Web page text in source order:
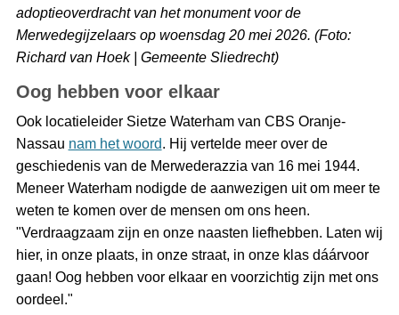
adoptieoverdracht van het monument voor de
Merwedegijzelaars op woensdag 20 mei 2026. (Foto:
Richard van Hoek | Gemeente Sliedrecht)
Oog hebben voor elkaar
Ook locatieleider Sietze Waterham van CBS Oranje-
Nassau nam het woord. Hij vertelde meer over de
geschiedenis van de Merwederazzia van 16 mei 1944.
Meneer Waterham nodigde de aanwezigen uit om meer te
weten te komen over de mensen om ons heen.
"Verdraagzaam zijn en onze naasten liefhebben. Laten wij
hier, in onze plaats, in onze straat, in onze klas dáárvoor
gaan! Oog hebben voor elkaar en voorzichtig zijn met ons
oordeel."